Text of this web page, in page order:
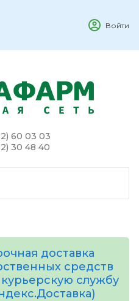
Войти
60 03 03
30 48 40
доставка
средств
службу